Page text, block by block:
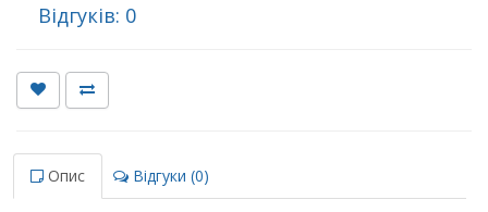
Відгуків: 0
Опис Відгуки (0)